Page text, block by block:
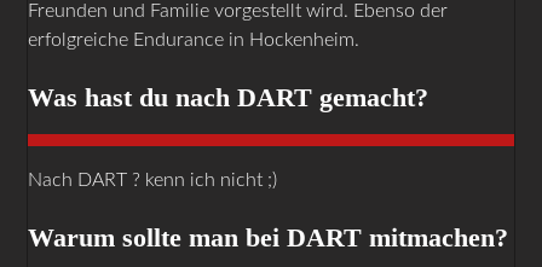
Freunden und Familie vorgestellt wird. Ebenso der
erfolgreiche Endurance in Hockenheim.
Was hast du nach DART gemacht?
Nach DART ? kenn ich nicht ;)
Warum sollte man bei DART mitmachen?